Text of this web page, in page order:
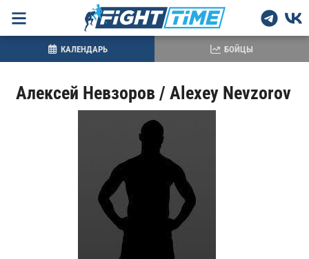
Алексей Невзоров / Alexey Nevzorov
КАЛЕНДАРЬ БОЙЦЫ